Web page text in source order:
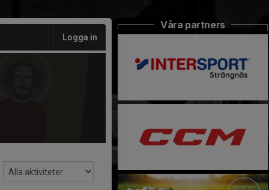
Logga in
Våra partners